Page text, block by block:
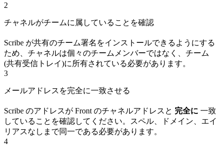
2
チャネルがチームに属していることを確認
Scribe が共有のチーム署名をインストールできるようにする
ため、チャネルは個々のチームメンバーではなく、チーム
(共有受信トレイ)に所有されている必要があります。
3
メールアドレスを完全に一致させる
Scribe のアドレスが Front のチャネルアドレスと 完全に 一致
していることを確認してください。スペル、ドメイン、エイ
リアスなしまで同一である必要があります。
4